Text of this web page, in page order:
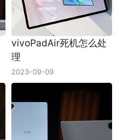
vivoPadAir死机怎么处
理
2023-09-09